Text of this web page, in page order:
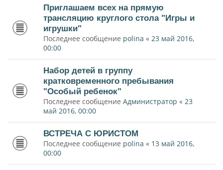
Приглашаем всех на прямую
трансляцию круглого стола "Игры и
игрушки"
Последнее сообщение polina « 23 май 2016,
00:00
Набор детей в группу
кратковременного пребывания
"Особый ребенок"
Последнее сообщение Администратор « 23
май 2016, 00:00
ВСТРЕЧА С ЮРИСТОМ
Последнее сообщение polina « 13 май 2016,
00:00